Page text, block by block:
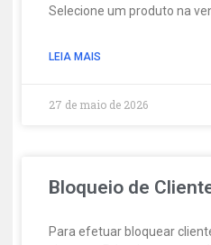
Selecione um produto na
LEIA MAIS
27 de maio de 2026
Bloqueio de
Para efetuar bloquear